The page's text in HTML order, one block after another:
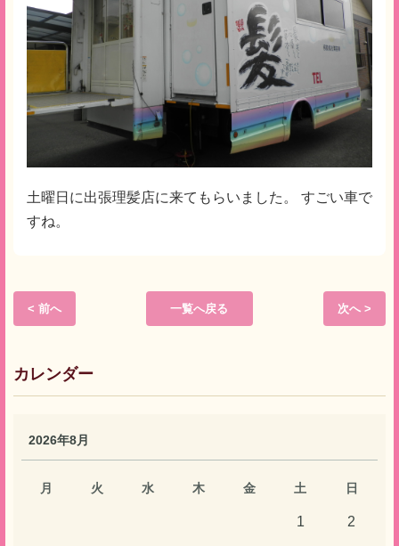
土曜日に出張理髪店に来てもらいました。 すごい車で
すね。
< 前へ 一覧へ戻る 次へ >
カレンダー
2026年8月
月 火 水 木 金 土 日
1 2